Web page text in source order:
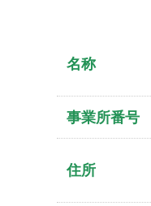
名称
事業所番号
住所